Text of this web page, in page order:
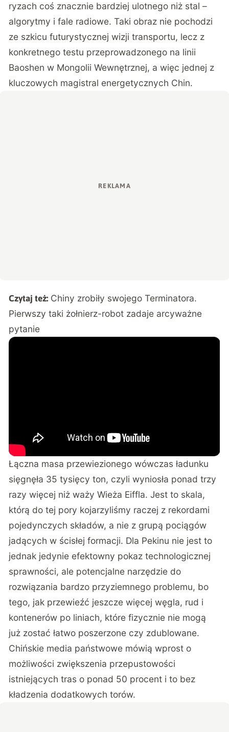
ryzach coś znacznie bardziej ulotnego niż stal –
algorytmy i fale radiowe. Taki obraz nie pochodzi
ze szkicu futurystycznej wizji transportu, lecz z
konkretnego testu przeprowadzonego na linii
Baoshen w Mongolii Wewnętrznej, a więc jednej z
kluczowych magistral energetycznych Chin.
Czytaj też: Chiny zrobiły swojego Terminatora.
Pierwszy taki żołnierz-robot zadaje arcyważne
pytanie
Łączna masa przewiezionego wówczas ładunku
sięgnęła 35 tysięcy ton, czyli wyniosła ponad trzy
razy więcej niż waży Wieża Eiffla. Jest to skala,
którą do tej pory kojarzyliśmy raczej z rekordami
pojedynczych składów, a nie z grupą pociągów
jadących w ścisłej formacji. Dla Pekinu nie jest to
jednak jedynie efektowny pokaz technologicznej
sprawności, ale potencjalne narzędzie do
rozwiązania bardzo przyziemnego problemu, bo
tego, jak przewieźć jeszcze więcej węgla, rud i
kontenerów po liniach, które fizycznie nie mogą
już zostać łatwo poszerzone czy zdublowane.
Chińskie media państwowe mówią wprost o
możliwości zwiększenia przepustowości
istniejących tras o ponad 50 procent i to bez
kładzenia dodatkowych torów.